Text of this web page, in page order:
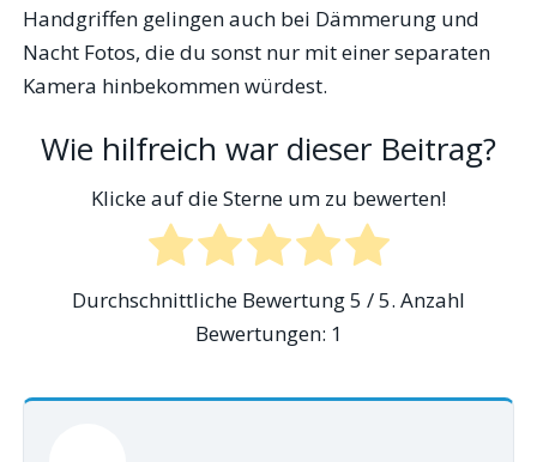
Handgriffen gelingen auch bei Dämmerung und
Nacht Fotos, die du sonst nur mit einer separaten
Kamera hinbekommen würdest.
Wie hilfreich war dieser Beitrag?
Klicke auf die Sterne um zu bewerten!
Durchschnittliche Bewertung5 / 5. Anzahl
Bewertungen: 1